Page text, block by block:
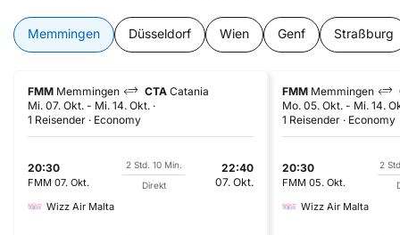
Memmingen Düsseldorf Wien Genf Straßburg
FMM Memmingen CTA Catania
Mi. 07. Okt. - Mi. 14. Okt.
1 Reisender
Economy
20:30
FMM 07. Okt.
2 Std. 10 Min.
Direkt
22:40
07. Okt.
Wizz Air Malta
FMM Memmingen
Mo. 05. Okt. - Mi. 14.
1 Reisender
Economy
20:30
FMM 05. Okt.
2
Wizz Air Malta